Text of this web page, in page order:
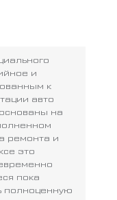
и
к
авто
на
ремонта и
это
пока
полноценную